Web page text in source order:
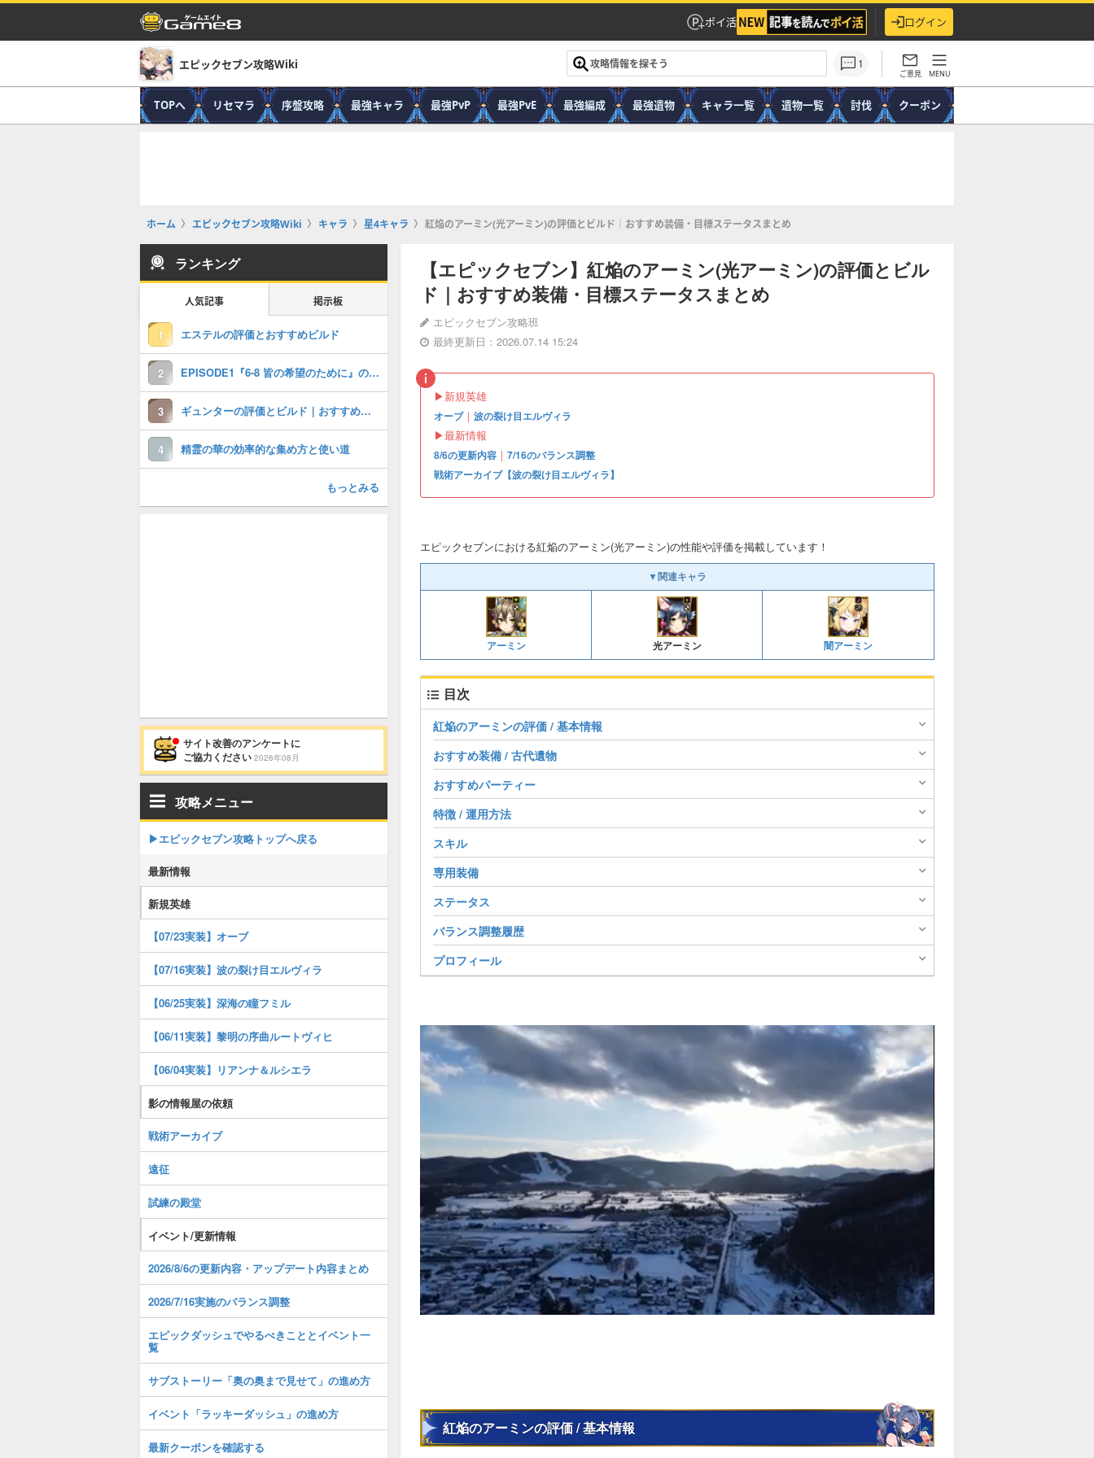
ポイ活 ログイン
エピックセブン攻略Wiki 1
ご意見 MENU
TOPへ リセマラ 序盤攻略 最強キャラ 最強PvP 最強PvE 最強編成 最強遺物 キャラ一覧 遺物一覧 討伐 クーポン
ホーム エピックセブン攻略Wiki キャラ 星4キャラ 紅焔のアーミン(光アーミン)の評価とビルド｜おすすめ装備・目標ステータスまとめ
【エピックセブン】紅焔のアーミン(光アーミン)の評価とビル
ド｜おすすめ装備・目標ステータスまとめ
エピックセブン攻略班
最終更新日：2026.07.14 15:24
▶︎新規英雄
オーブ｜ 波の裂け目エルヴィラ
▶︎最新情報
8/6の更新内容 ｜ 7/16のバランス調整
戦術アーカイブ【波の裂け目エルヴィラ】
エピックセブンにおける紅焔のアーミン(光アーミン)の性能や評価を掲載しています！
▼関連キャラ
アーミン 光アーミン 闇アーミン
目次
紅焔のアーミンの評価 / 基本情報
おすすめ装備 / 古代遺物
おすすめパーティー
特徴 / 運用方法
スキル
専用装備
ステータス
バランス調整履歴
プロフィール
紅焔のアーミンの評価 / 基本情報
ランキング
人気記事 掲示板
1 エステルの評価とおすすめビルド
2 EPISODE1『6-8 皆の希望のために』の攻略情報とクリア編成
3 ギュンターの評価とビルド｜おすすめ装備・目標ステータスまとめ
4 精霊の華の効率的な集め方と使い道
もっとみる
サイト改善のアンケートに
ご協力ください 2026年08月
攻略メニュー
▶︎エピックセブン攻略トップへ戻る
最新情報
新規英雄
【07/23実装】オーブ
【07/16実装】波の裂け目エルヴィラ
【06/25実装】深海の瞳フミル
【06/11実装】黎明の序曲ルートヴィヒ
【06/04実装】リアンナ＆ルシエラ
影の情報屋の依頼
戦術アーカイブ
遠征
試練の殿堂
イベント/更新情報
2026/8/6の更新内容・アップデート内容まとめ
2026/7/16実施のバランス調整
エピックダッシュでやるべきこととイベント一
覧
サブストーリー「奥の奥まで見せて」の進め方
イベント「ラッキーダッシュ」の進め方
最新クーポンを確認する